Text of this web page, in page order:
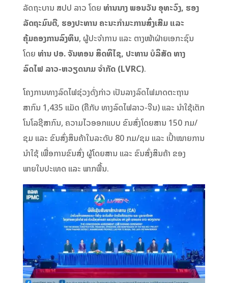
ລັດຖະບານ ສປປ ລາວ ໂດຍ ທ່ານນາງ ພອນວັນ ອຸທະວົງ, ຮອງ
ລັດຖະມົນຕີ, ຮອງປະທານ ຄະນະກຳມະການສົ່ງເສີມ ແລະ
ຄຸ້ມຄອງການລົງທຶນ, ຜູ້ປະຈຳການ ແລະ ຕາງໜ້າຝ່າຍເອກະຊົນ
ໂດຍ ທ່ານ ປອ. ຈັນທອນ ສິດທິໄຊ, ປະທານ ບໍລິສັດ ທາງ
ລົດໄຟ ລາວ-ຫວຽດນາມ ຈຳກັດ (LVRC).
ໂຄງການທາງລົດໄຟຊ່ວງດັ່ງກ່າວ ເປັນລາງລົດໄຟມາດຕະຖານ
ສາກົນ 1,435 ແມັດ (ຄືກັບ ທາງລົດໄຟລາວ-ຈີນ) ແລະ ນຳໃຊ້ເຕັກ
ໂນໂລຊີສາກົນ, ຄວາມໄວອອກແບບ ຂົນສົ່ງໂດຍສານ 150 ກມ/
ຊມ ແລະ ຂົນສົ່ງສິນຄ້າໃນລະດັບ 80 ກມ/ຊມ ແລະ ເປົ້າໝາຍການ
ນຳໃຊ້ ເພື່ອການຂົນສົ່ງ ຜູ້ໂດຍສານ ແລະ ຂົນສົ່ງສິນຄ້າ ຂອງ
ພາຍໃນປະເທດ ແລະ ພາກພື້ນ.